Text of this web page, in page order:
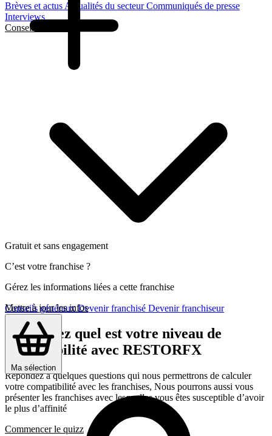
Brèves et actus Actualités du secteurCommuniqués de presse
Interviews
Conseils et Guides
Conseils générauxDevenir franchisé Devenir franchiseur
Ma sélection
Gratuit et sans engagement
C’est votre franchise ?
Gérez les informations liées a cette franchise
Mettre à jour les infos
Découvrez quel est votre niveau de
compatibilité avec RESTORFX
Répondez a quelques questions qui nous permettrons de calculer
votre compatibilité avec les franchises, Nous pourrons aussi vous
présenter les franchises avec lesquelles vous êtes susceptible d’avoir
le plus d’affinité
Commencer le quizz